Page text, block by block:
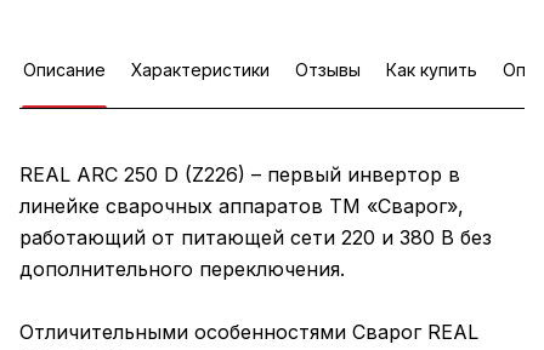
Описание Характеристики Отзывы Как купить
REAL ARC 250 D (Z226) – первый инвертор в
линейке сварочных аппаратов ТМ «Сварог»,
работающий от питающей сети 220 и 380 В без
дополнительного переключения.
Отличительными особенностями Сварог REAL